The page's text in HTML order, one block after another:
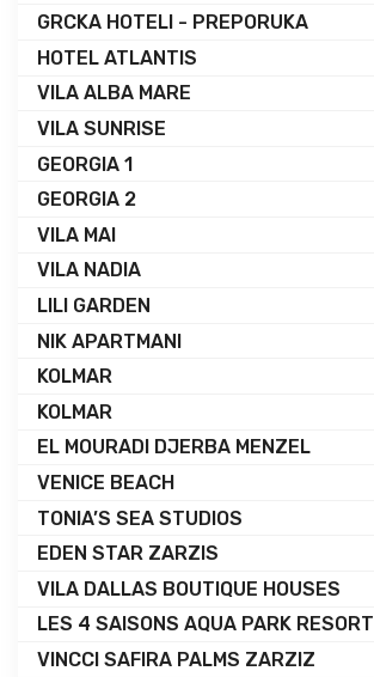
GRCKA HOTELI - PREPORUKA
HOTEL ATLANTIS
VILA ALBA MARE
VILA SUNRISE
GEORGIA 1
GEORGIA 2
VILA MAI
VILA NADIA
LILI GARDEN
NIK APARTMANI
KOLMAR
KOLMAR
EL MOURADI DJERBA MENZEL
VENICE BEACH
TONIA’S SEA STUDIOS
EDEN STAR ZARZIS
VILA DALLAS BOUTIQUE HOUSES
LES 4 SAISONS AQUA PARK RESORT
VINCCI SAFIRA PALMS ZARZIZ